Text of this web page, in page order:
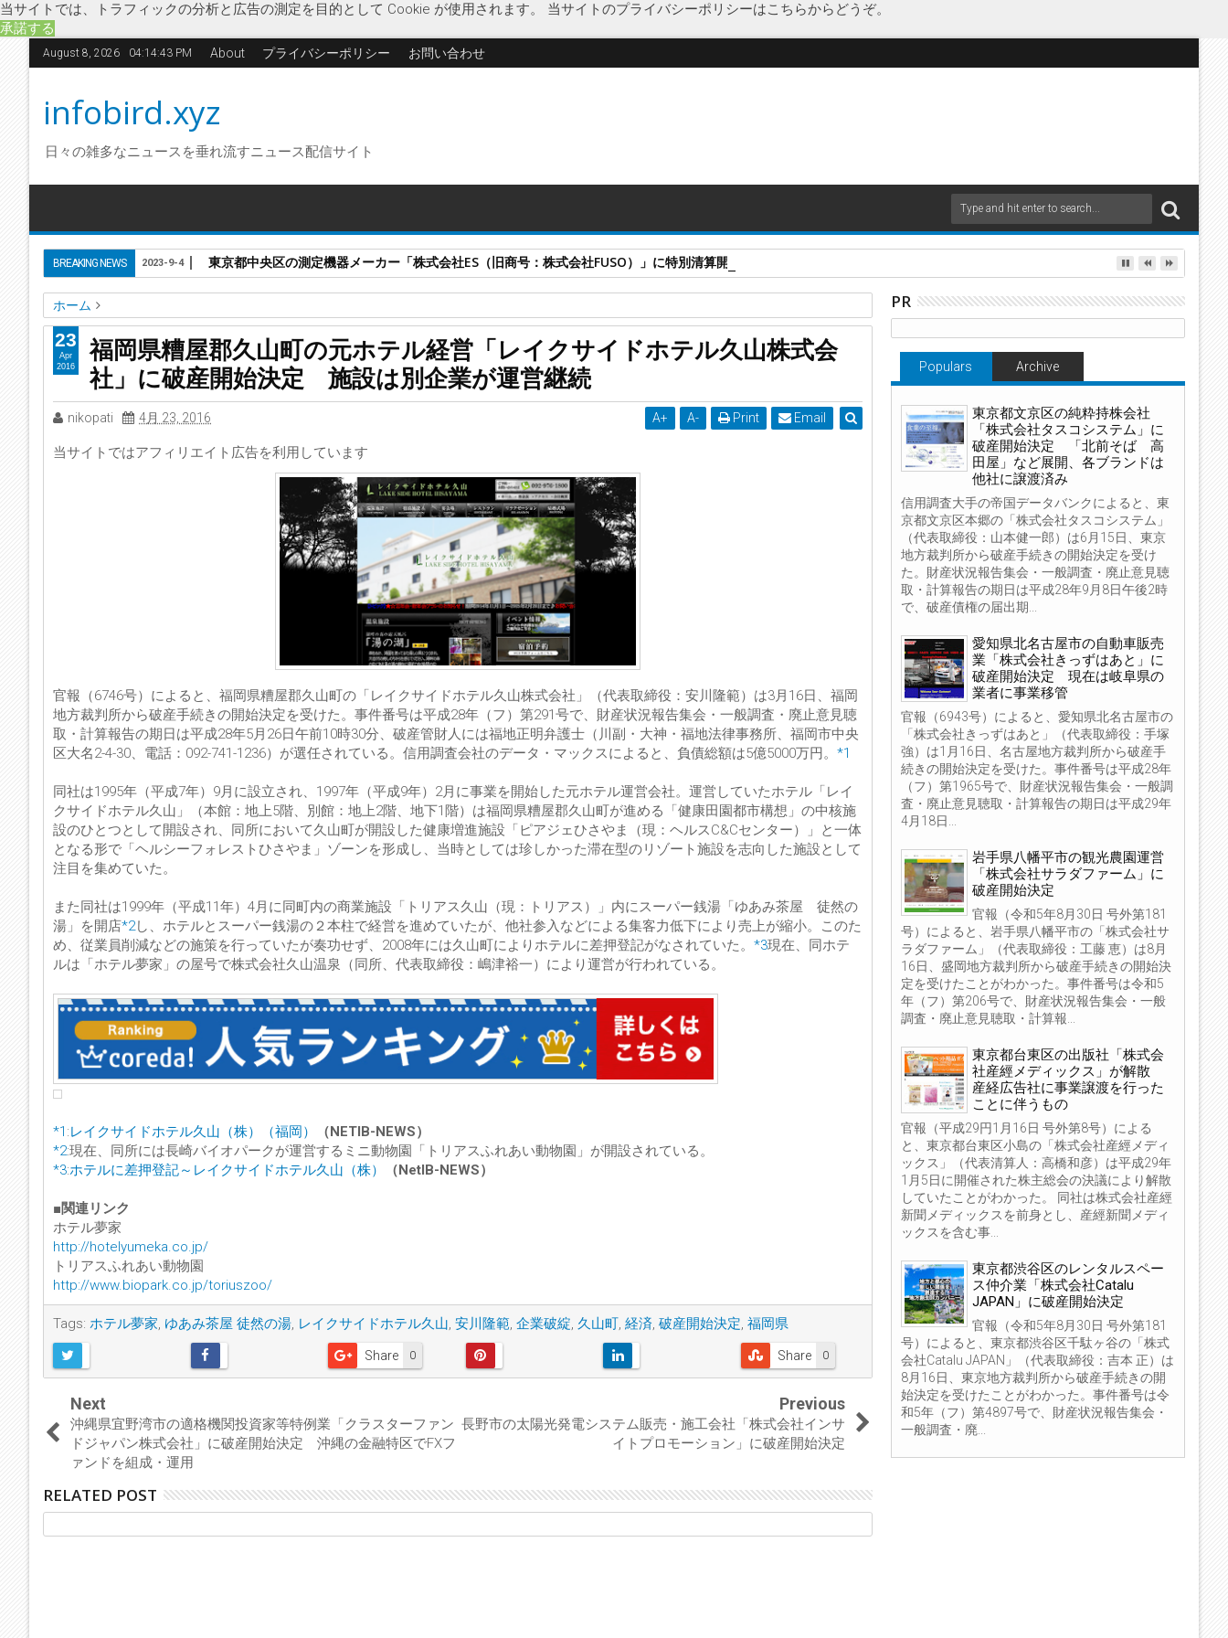
当サイトでは、トラフィックの分析と広告の測定を目的として Cookie が使用されます。 当サイトのプライバシーポリシーはこちらからどうぞ。
承諾する
August 8, 2026 04:14:44 PM About プライバシーポリシー お問い合わせ
infobird.xyz
日々の雑多なニュースを垂れ流すニュース配信サイト
BREAKING NEWS 東京都中央区の測定機器メーカー「株式会社ES（旧商号：株式会社FUSO）」に特別清算開始決定 事業はA-Gas Japanが承継
2023-9-4
ホーム
ホテル夢家
ゆあみ茶屋 徒然の湯 レイクサイドホテル久山 安川隆範 企業破綻 久山町 経済 破産開始決定
福岡県
福岡県糟屋郡久山町の元ホテル経営「レイクサイドホテル久山株式会社」に破産開始決定 施設は別企業が運営継続
福岡県糟屋郡久山町の元ホテル経営「レイクサイドホテル久山株式会
社」に破産開始決定 施設は別企業が運営継続
nikopati 4月 23, 2016 A+ A- Print Email
当サイトではアフィリエイト広告を利用しています
官報（6746号）によると、福岡県糟屋郡久山町の「レイクサイドホテル久山株式会社」（代表取締役：安川隆範）は3月16日、福岡
地方裁判所から破産手続きの開始決定を受けた。事件番号は平成28年（フ）第291号で、財産状況報告集会・一般調査・廃止意見聴
取・計算報告の期日は平成28年5月26日午前10時30分、破産管財人には福地正明弁護士（川副・大神・福地法律事務所、福岡市中央
区大名2-4-30、電話：092-741-1236）が選任されている。信用調査会社のデータ・マックスによると、負債総額は5億5000万円。 *1
同社は1995年（平成7年）9月に設立され、1997年（平成9年）2月に事業を開始した元ホテル運営会社。運営していたホテル「レイ
クサイドホテル久山」（本館：地上5階、別館：地上2階、地下1階）は福岡県糟屋郡久山町が進める「健康田園都市構想」の中核施
設のひとつとして開設され、同所において久山町が開設した健康増進施設「ピアジェひさやま（現：ヘルスC&Cセンター）」と一体
となる形で「ヘルシーフォレストひさやま」ゾーンを形成し、当時としては珍しかった滞在型のリゾート施設を志向した施設として
注目を集めていた。
また同社は1999年（平成11年）4月に同町内の商業施設「トリアス久山（現：トリアス）」内にスーパー銭湯「ゆあみ茶屋 徒然の
湯」を開店*2し、ホテルとスーパー銭湯の２本柱で経営を進めていたが、他社参入などによる集客力低下により売上が縮小。このた
め、従業員削減などの施策を行っていたが奏功せず、2008年には久山町によりホテルに差押登記がなされていた。 *3現在、同ホテ
ルは「ホテル夢家」の屋号で株式会社久山温泉（同所、代表取締役：嶋津裕一）により運営が行われている。
*1 :レイクサイドホテル久山（株）（福岡）
（NETIB-NEWS）
*2:現在、同所には長崎バイオパークが運営するミニ動物園「トリアスふれあい動物園」が開設されている。
*3:ホテルに差押登記～レイクサイドホテル久山（株） （NetIB-NEWS）
■関連リンク
ホテル夢家
http://hotelyumeka.co.jp/
トリアスふれあい動物園
http://www.biopark.co.jp/toriuszoo/
Tags: ホテル夢家, ゆあみ茶屋 徒然の湯, レイクサイドホテル久山, 安川隆範, 企業破綻, 久山町, 経済, 破産開始決定, 福岡県
0
Share 0
Share
23
Apr
2016
Next
沖縄県宜野湾市の適格機関投資家等特例業「クラスターファン
ドジャパン株式会社」に破産開始決定 沖縄の金融特区でFXフ
ァンドを組成・運用
Previous
長野市の太陽光発電システム販売・施工会社「株式会社インサ
イトプロモーション」に破産開始決定
RELATED POST
PR
Populars Archive
東京都文京区の純粋持株会社
「株式会社タスコシステム」に
破産開始決定 「北前そば 高
田屋」など展開、各ブランドは
他社に譲渡済み
信用調査大手の帝国データバンクによると、東
京都文京区本郷の「株式会社タスコシステム」
（代表取締役：山本健一郎）は6月15日、東京
地方裁判所から破産手続きの開始決定を受け
た。財産状況報告集会・一般調査・廃止意見聴
取・計算報告の期日は平成28年9月8日午後2時
で、破産債権の届出期...
愛知県北名古屋市の自動車販売
業「株式会社きっずはあと」に
破産開始決定 現在は岐阜県の
業者に事業移管
官報（6943号）によると、愛知県北名古屋市の
「株式会社きっずはあと」（代表取締役：手塚
強）は1月16日、名古屋地方裁判所から破産手
続きの開始決定を受けた。事件番号は平成28年
（フ）第1965号で、財産状況報告集会・一般調
査・廃止意見聴取・計算報告の期日は平成29年
4月18日...
岩手県八幡平市の観光農園運営
「株式会社サラダファーム」に
破産開始決定
官報（令和5年8月30日 号外第181
号）によると、岩手県八幡平市の「株式会社サ
ラダファーム」（代表取締役：工藤 恵）は8月
16日、盛岡地方裁判所から破産手続きの開始決
定を受けたことがわかった。事件番号は令和5
年（フ）第206号で、財産状況報告集会・一般
調査・廃止意見聴取・計算報...
東京都台東区の出版社「株式会
社産經メディックス」が解散
産経広告社に事業譲渡を行った
ことに伴うもの
官報（平成29円1月16日 号外第8号）による
と、東京都台東区小島の「株式会社産經メディ
ックス」（代表清算人：高橋和彦）は平成29年
1月5日に開催された株主総会の決議により解散
していたことがわかった。 同社は株式会社産經
新聞メディックスを前身とし、産經新聞メディ
ックスを含む事...
東京都渋谷区のレンタルスペー
ス仲介業「株式会社Catalu
JAPAN」に破産開始決定
官報（令和5年8月30日 号外第181
号）によると、東京都渋谷区千駄ヶ谷の「株式
会社Catalu JAPAN」（代表取締役：吉本 正）は
8月16日、東京地方裁判所から破産手続きの開
始決定を受けたことがわかった。事件番号は令
和5年（フ）第4897号で、財産状況報告集会・
一般調査・廃...